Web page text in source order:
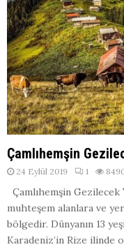
Çamlıhemşin
24 Eylül 2019 1
Çamlıhemşin
muhteşem alanlara ve
bölgedir. Dünyanın 13
Karadeniz’in Rize ilinde